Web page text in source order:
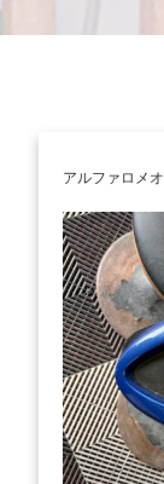
アルファロメオ